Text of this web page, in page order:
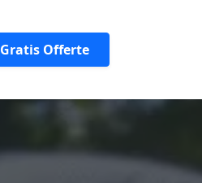
Gratis Offerte